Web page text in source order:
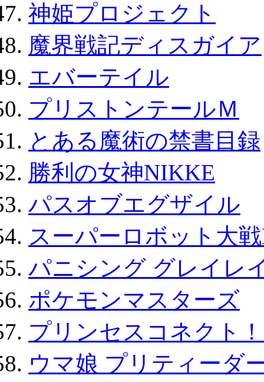
神姫プロジェクト
魔界戦記ディスガイア
エバーテイル
プリストンテールＭ
とある魔術の禁書目録
勝利の女神NIKKE
パスオブエグザイル
スーパーロボット大
パニシング グレイレ
ポケモンマスターズ
プリンセスコネクト
ウマ娘 プリティーダ